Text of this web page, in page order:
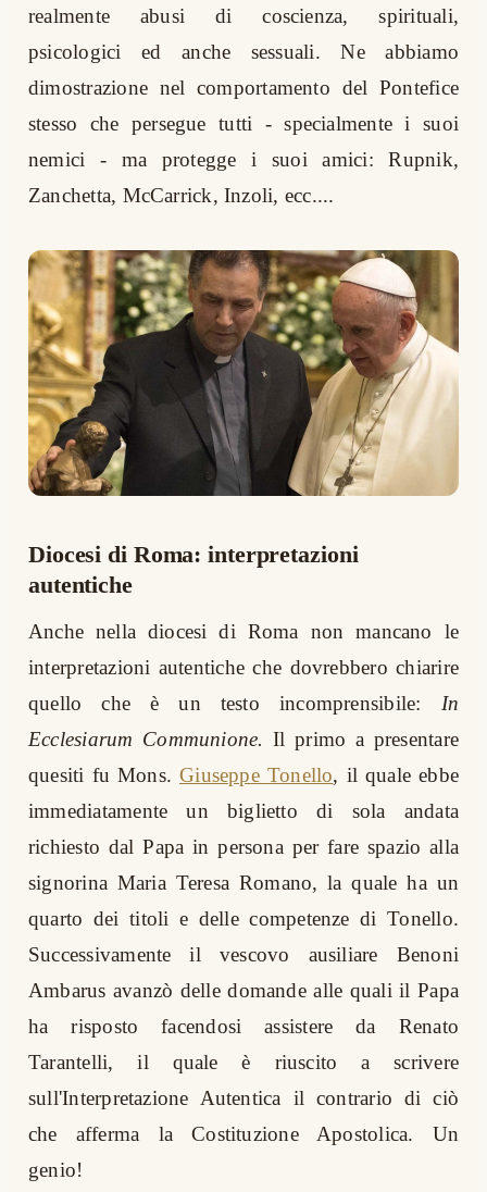
realmente abusi di coscienza, spirituali,
psicologici ed anche sessuali. Ne abbiamo
dimostrazione nel comportamento del Pontefice
stesso che persegue tutti - specialmente i suoi
nemici - ma protegge i suoi amici: Rupnik,
Zanchetta, McCarrick, Inzoli, ecc....
Diocesi di Roma: interpretazioni
autentiche
Anche nella diocesi di Roma non mancano le
interpretazioni autentiche che dovrebbero chiarire
quello che è un testo incomprensibile: In
Ecclesiarum Communione.Il primo a presentare
quesiti fu Mons.Giuseppe Tonello, il quale ebbe
immediatamente un biglietto di sola andata
richiesto dal Papa in persona per fare spazio alla
signorina Maria Teresa Romano, la quale ha un
quarto dei titoli e delle competenze di Tonello.
Successivamente il vescovo ausiliare Benoni
Ambarus avanzò delle domande alle quali il Papa
ha risposto facendosi assistere da Renato
Tarantelli, il quale è riuscito a scrivere
sull'Interpretazione Autentica il contrario di ciò
che afferma la Costituzione Apostolica. Un
genio!